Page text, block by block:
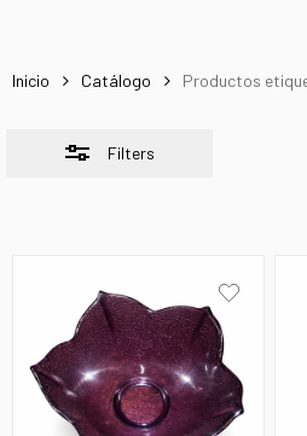
Inicio Catálogo Productos
Filters